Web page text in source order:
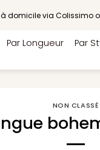
domicile via Colissimo
Par Longueur Par
NON CLASSÉ